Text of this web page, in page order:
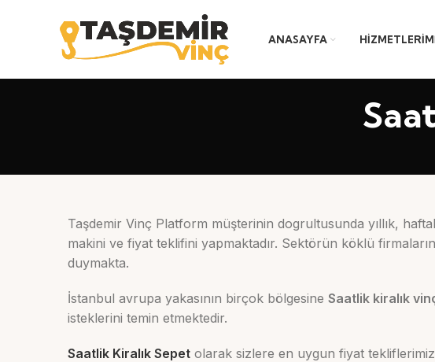
ANASAYFA
Taşdemir Vinç Platform müşterinin dogrultusunda yıllık,
makini ve fiyat teklifini yapmaktadır. Sektörün köklü
duymakta.
İstanbul avrupa yakasının birçok bölgesine Saatlik kiralık
isteklerini temin etmektedir.
Saatlik Kiralık Sepet olarak sizlere en uygun fiyat